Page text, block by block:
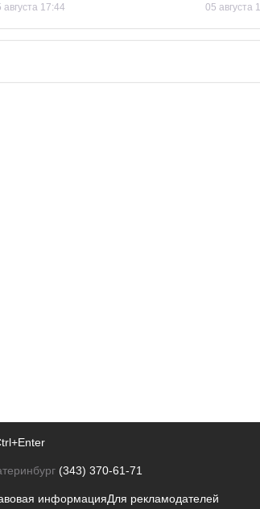
августа 17:44 05 августа
(343) 370-61-71
информацияДля рекламодателей